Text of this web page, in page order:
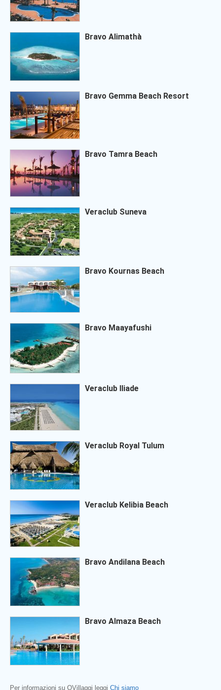
Bravo Alimathà
Bravo Gemma Beach Resort
Bravo Tamra Beach
Veraclub Suneva
Bravo Kournas Beach
Bravo Maayafushi
Veraclub Iliade
Veraclub Royal Tulum
Veraclub Kelibia Beach
Bravo Andilana Beach
Bravo Almaza Beach
Per informazioni su QVillaggi leggi Chi siamo